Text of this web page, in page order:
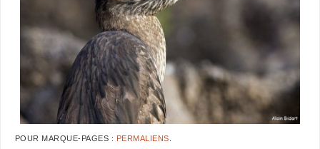
POUR MARQUE-PAGES : PERMALIENS